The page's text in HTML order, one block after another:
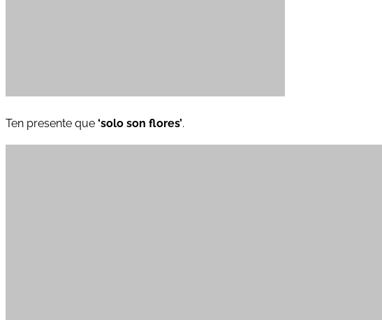
Ten presente que ‘solo son flores’.